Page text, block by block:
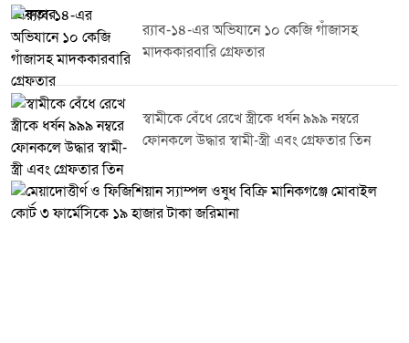
র‌্যাব-১৪-এর অভিযানে ১০ কেজি গাঁজাসহ
মাদককারবারি গ্রেফতার
স্বামীকে বেঁধে রেখে স্ত্রীকে ধর্ষন ৯৯৯ নম্বরে
ফোনকলে উদ্ধার স্বামী-স্ত্রী এবং গ্রেফতার তিন